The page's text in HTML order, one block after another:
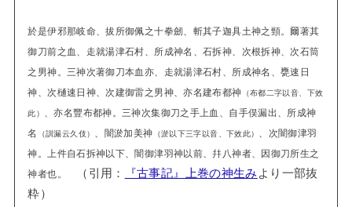
於是伊邪那岐命、拔所御佩之十拳劒、斬其子迦具土神之頸。爾著其
御刀前之血、走就湯津石村、所成神名、石拆神、次根拆神、次石筒
之男神。三神次著御刀本血亦、走就湯津石村、所成神名、甕速日
神、次樋速日神、次建御雷之男神、亦名建布都神 （布都二字以音、下效
此）
、亦名豐布都神。三神次集御刀之手上血、自手俣漏出、所成神
名
（訓漏云久伎） 、闇淤加美神 （淤以下三字以音、下效此）
、次闇御津羽
神。上件自石拆神以下、闇御津羽神以前、幷八神者、因御刀所生之
神者也。
（引用： 『古事記』上巻の神生みより一部抜
粋）